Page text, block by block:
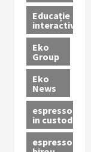
Educație
interactivă
Eko
Group
Eko
News
espressoare
in custodie
espressor